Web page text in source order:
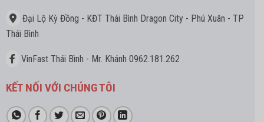
Đại Lộ Kỳ Đồng - KĐT Thái Bình Dragon City - Phú Xuân - TP
Thái Bình
VinFast Thái Bình - Mr. Khánh 0962.181.262
KẾT NỐI VỚI CHÚNG TÔI